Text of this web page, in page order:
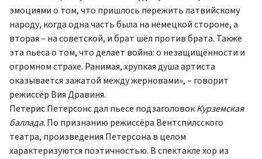
эмоциями о том, что пришлось пережить латвийскому
народу, когда одна часть была на немецкой стороне, а
вторая – на советской, и брат шёл против брата. Также
эта пьеса о том, что делает война: о незащищённости и
огромном страхе. Ранимая, хрупкая душа артиста
оказывается зажатой между жерновами», – говорит
режиссёр Вия Дравиня.
Петерис Петерсонс дал пьесе подзаголовокКурземская
баллада. По признанию режиссёра Вентспилсского
театра, произведения Петерсона в целом
характеризуются поэтичностью. В спектакле хор из